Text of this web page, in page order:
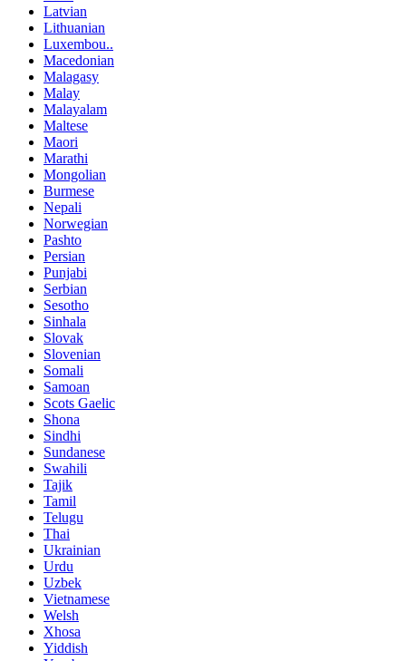
Latvian
Lithuanian
Luxembou..
Macedonian
Malagasy
Malay
Malayalam
Maltese
Maori
Marathi
Mongolian
Burmese
Nepali
Norwegian
Pashto
Persian
Punjabi
Serbian
Sesotho
Sinhala
Slovak
Slovenian
Somali
Samoan
Scots Gaelic
Shona
Sindhi
Sundanese
Swahili
Tajik
Tamil
Telugu
Thai
Ukrainian
Urdu
Uzbek
Vietnamese
Welsh
Xhosa
Yiddish